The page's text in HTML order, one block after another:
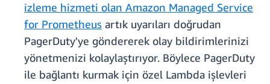
izleme hizmeti olan Amazon Managed Service
for Prometheus artık uyarıları doğrudan
PagerDuty'ye göndererek olay bildirimlerinizi
yönetmenizi kolaylaştırıyor. Böylece PagerDuty
ile bağlantı kurmak için özel Lambda işlevleri